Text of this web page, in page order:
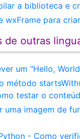
a biblioteca e
wxFrame para
de outras
um "Hello,
método
testar o
uma imagem de
- Como